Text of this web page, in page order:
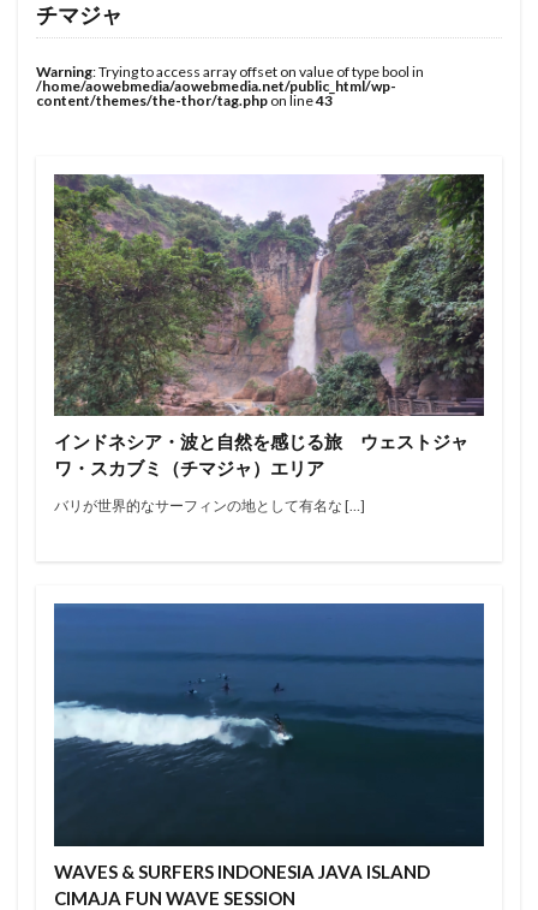
チマジャ
Warning: Trying to access array offset on value of type bool in
/home/aowebmedia/aowebmedia.net/public_html/wp-
content/themes/the-thor/tag.php on line43
インドネシア・波と自然を感じる旅 ウェストジャ
ワ・スカブミ（チマジャ）エリア
バリが世界的なサーフィンの地として有名な […]
WAVES & SURFERS INDONESIA JAVA ISLAND
CIMAJA FUN WAVE SESSION
Pearth Surfboards
Rockdance
ROXY
S5BAR
Transistor Brand
TYPHOON
US Open
VISSLA
Volcom
WARNER SURFBOARDS
WCL WCT
WLT
WSL
Y.U YouTube
アウトドア
イザベラ・ニコラス
インタビュー
インドネシア
エアー
オリンピック
オンショア
オンラインコンテスト
カラップフリップ
カラムロブソン
カリッサ・ムーア
カリフォルニア
ケリー・スレーター
サーファー
サーフィン
さわかみ
ジャック・ロビンソン
ジャワ島
ショートボード
ジョアン・ディファイ
ジョエル・チューダー
タイラー・ウォーレン
タイラー・ライト